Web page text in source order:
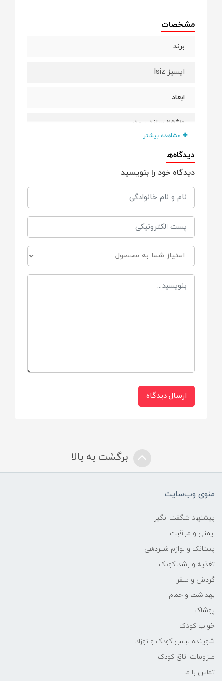
مشخصات
برند
ایسیز Isiz
ابعاد
10*25 سانتی متر
مناسب برای
از بدو تولد
جنس
قیطان
طرح
تدی ، رنگین کمان ، خرگوش ، یونیکورن ، گوزن
مشاهده بیشتر
دیدگاه‌ها
دیدگاه خود را بنویسید
ارسال دیدگاه
برگشت به بالا
منوی وب‌سایت
پیشنهاد شگفت انگیر
ایمنی و مراقبت
پستانک و لوازم شیردهی
تغذیه و رشد کودک
گردش و سفر
بهداشت و حمام
پوشاک
خواب کودک
شوینده لباس کودک و نوزاد
ملزومات اتاق کودک
تماس با ما